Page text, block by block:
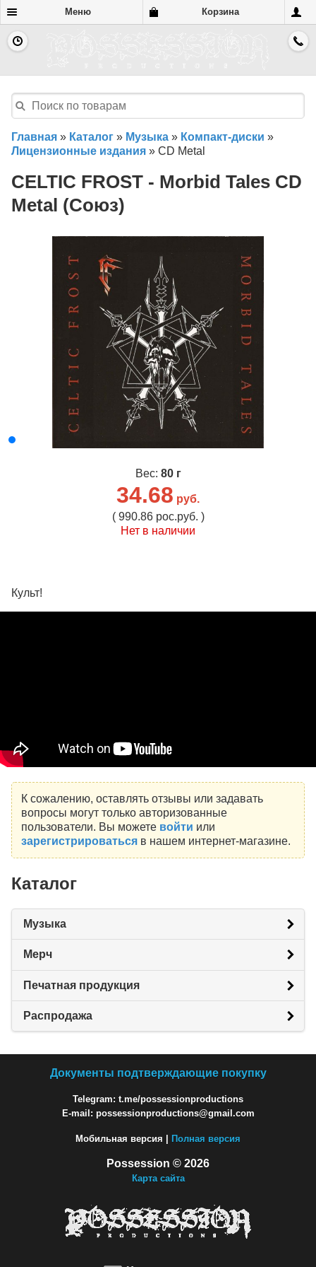
Меню Корзина
Главная » Каталог » Музыка » Компакт-диски »
Лицензионные издания » CD Metal
CELTIC FROST - Morbid Tales CD
Metal (Союз)
Вес: 80 г
34.68 руб.
( 990.86 рос.руб. )
Нет в наличии
Культ!
К сожалению, оставлять отзывы или задавать
вопросы могут только авторизованные
пользователи. Вы можете войти или
зарегистрироватьсяв нашем интернет-магазине.
Каталог
Музыка
Мерч
Печатная продукция
Распродажа
Документы подтверждающие покупку
Telegram: t.me/possessionproductions
E-mail: possessionproductions@gmail.com
Мобильная версия | Полная версия
Possession © 2026
Карта сайта